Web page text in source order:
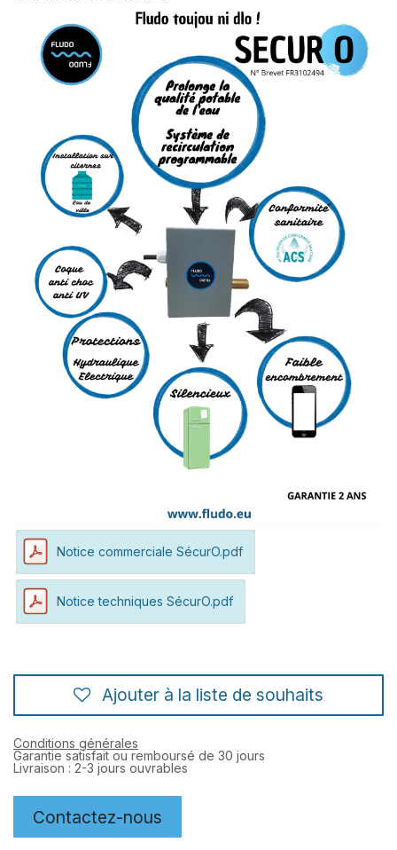
Notice commerciale SécurO.pdf
Notice techniques SécurO.pdf
Ajouter à la liste de souhaits
Conditions générales
Garantie satisfait ou remboursé de 30 jours
Livraison : 2-3 jours ouvrables
Contactez-nous